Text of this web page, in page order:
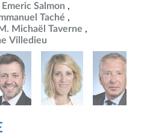
Emeric Salmon
Taché
M. Michaël Taverne
Villedieu